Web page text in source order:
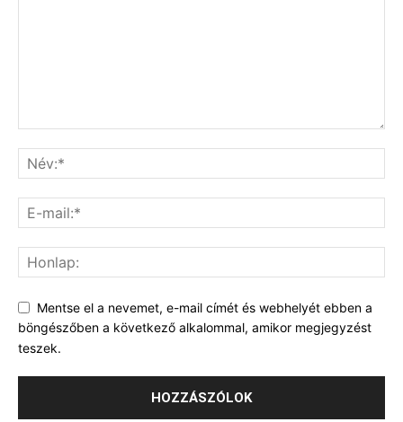
Mentse el a nevemet, e-mail címét és webhelyét ebben a
böngészőben a következő alkalommal, amikor megjegyzést
teszek.